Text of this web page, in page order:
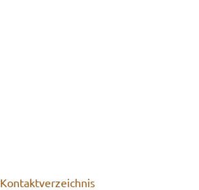
Kontaktverzeichnis